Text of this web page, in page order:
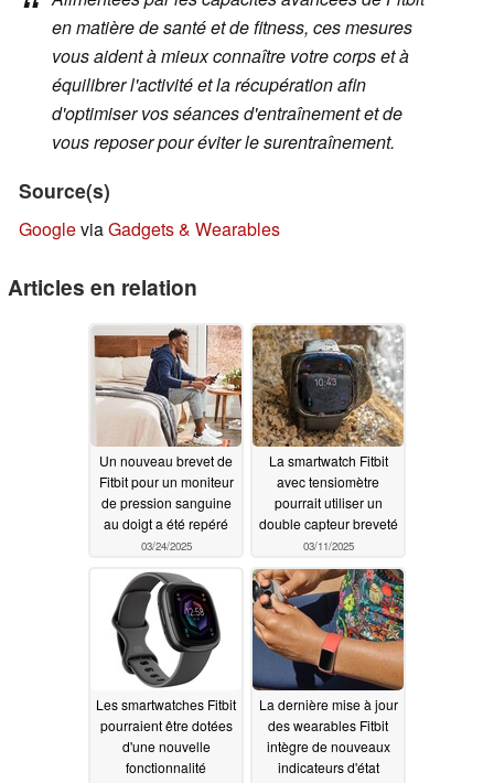
en matière de santé et de fitness, ces mesures
vous aident à mieux connaître votre corps et à
équilibrer l'activité et la récupération afin
d'optimiser vos séances d'entraînement et de
vous reposer pour éviter le surentraînement.
Source(s)
GoogleviaGadgets & Wearables
Articles en relation
Un nouveau brevet de
Fitbit pour un moniteur
de pression sanguine
au doigt a été repéré
03/24/2025
La smartwatch Fitbit
avec tensiomètre
pourrait utiliser un
double capteur breveté
03/11/2025
Les smartwatches Fitbit
pourraient être dotées
d'une nouvelle
fonctionnalité
La dernière mise à jour
des wearables Fitbit
intègre de nouveaux
indicateurs d'état